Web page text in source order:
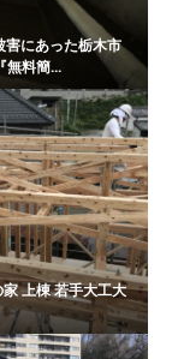
害にあった栃木市
無料簡...
上棟 若手大工大